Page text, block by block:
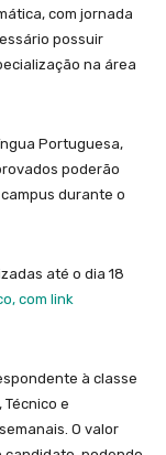
com jornada
possuir
na área
Portuguesa,
poderão
durante o
até o dia 18
com link
à classe
Técnico e
O valor